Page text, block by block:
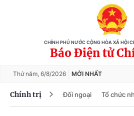
CHÍNH PHỦ NƯỚC CỘNG HÒA XÃ HỘI
Báo Điện tử
Thứ năm, 6/8/2026 MỚI NHẤT
Chính trị Đối ngoại Tổ chức